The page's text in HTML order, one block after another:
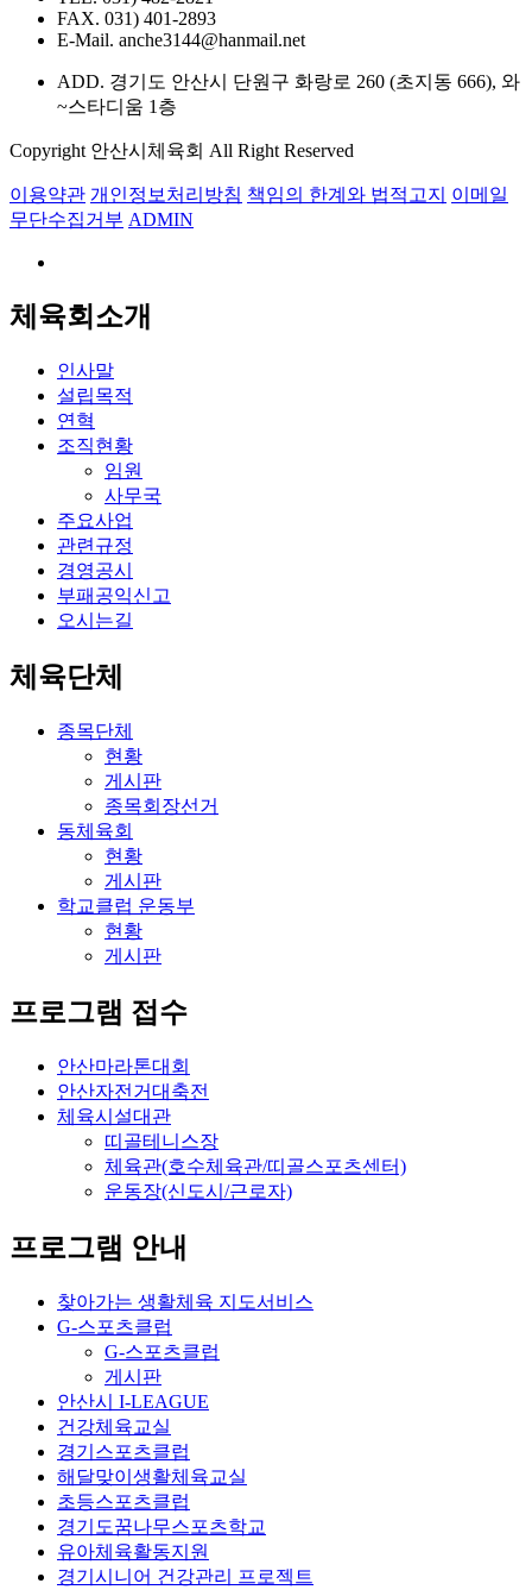
FAX. 031) 401-2893
E-Mail. anche3144@hanmail.net
ADD. 경기도 안산시 단원구 화랑로 260 (초지동 666), 와
~스타디움 1층
Copyright 안산시체육회 All Right Reserved
이용약관 개인정보처리방침 책임의 한계와 법적고지
이메일
무단수집거부 ADMIN
체육회소개
인사말
설립목적
연혁
조직현황
임원
사무국
주요사업
관련규정
경영공시
부패공익신고
오시는길
체육단체
종목단체
현황
게시판
종목회장선거
동체육회
현황
게시판
학교클럽 운동부
현황
게시판
프로그램 접수
안산마라톤대회
안산자전거대축전
체육시설대관
띠골테니스장
체육관(호수체육관/띠골스포츠센터)
운동장(신도시/근로자)
프로그램 안내
찾아가는 생활체육 지도서비스
G-스포츠클럽
G-스포츠클럽
게시판
안산시 I-LEAGUE
건강체육교실
경기스포츠클럽
해달맞이생활체육교실
초등스포츠클럽
경기도꿈나무스포츠학교
유아체육활동지원
경기시니어 건강관리 프로젝트